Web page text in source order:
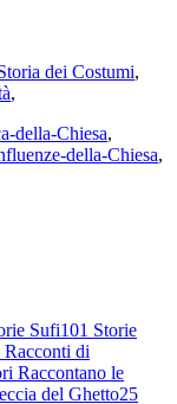
dei Costumi,
,
della-Chiesa,
della-Chiesa,
Sufi101 Storie
Racconti di
Raccontano le
del Ghetto25